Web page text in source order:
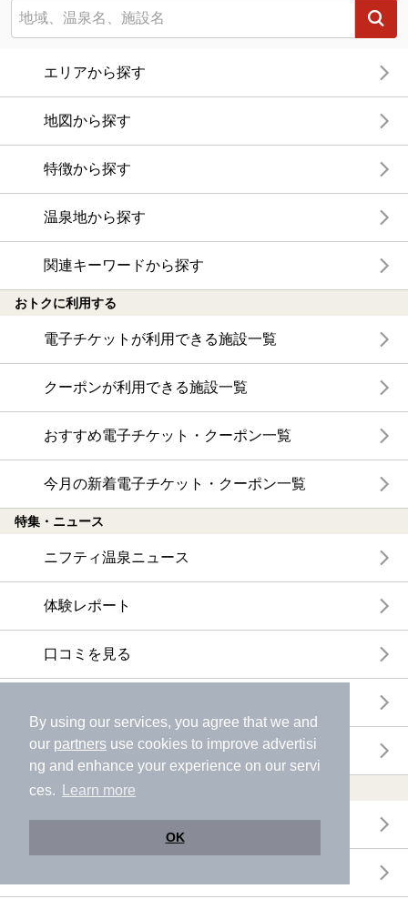
By using our services, you agree that we and
our partners use cookies to improve advertisi
ng and enhance your experience on our servi
ces.
Learn more
OK
エリアから探す
地図から探す
特徴から探す
温泉地から探す
関連キーワードから探す
おトクに利用する
電子チケットが利用できる施設一覧
クーポンが利用できる施設一覧
おすすめ電子チケット・クーポン一覧
今月の新着電子チケット・クーポン一覧
特集・ニュース
ニフティ温泉ニュース
体験レポート
口コミを見る
ニフティ温泉からのお知らせ
温浴施設ランキング
年間温泉ランキング